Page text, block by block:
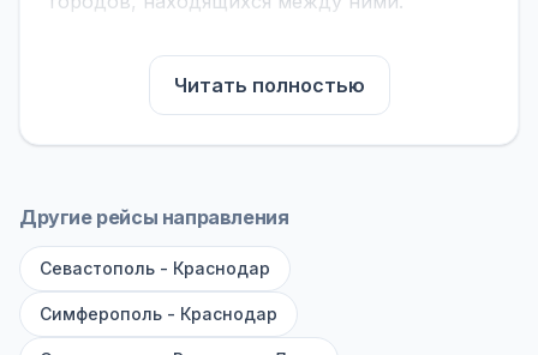
На нашем сайте вы можете найти
расписание автобусов Керчь - Пенза,
сравнить рейсы и выбрать подходящий.
Если важна скорость — обратите внимание
комфорт — выбирайте большие автобусы
дорога ощущается меньше.
По маршруту предусмотрены остановки:
Читать полностью
Другие рейсы направления
Севастополь - Краснодар
Симферополь - Краснодар